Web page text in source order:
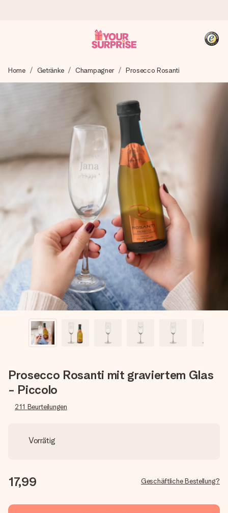
Wir bereiten dein Geschenk sorgfältig vor und schicken es
blitzschnell – damit du es genau zum richtigen Zeitpunkt
4,8 (basierend auf +15.000 Bewertungen)
Unsere Geschenke begeistern. Kunden bewerten uns mit
4,8 bei Google Reviews (Gesamtergebnis aller Länder, in
die wir versenden).
+49 39292 929695
Montag - Freitag : 8:30 - 17:00 Uhr
Samstag - Sonntag : 8:30 - 13:00 Uhr
Home Getränke Champagner Prosecco Rosanti
Prosecco Rosanti mit graviertem Glas
- Piccolo
211 Beurteilungen
Vorrätig
17,99 Geschäftliche Bestellung?